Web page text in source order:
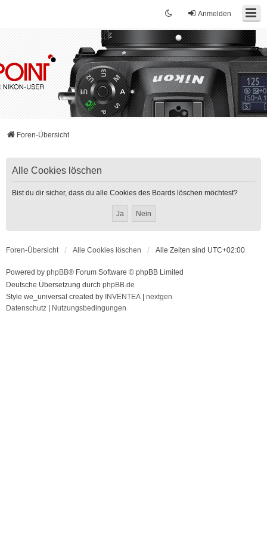
Anmelden
Foren-Übersicht
Alle Cookies löschen
Bist du dir sicher, dass du alle Cookies des Boards löschen möchtest?
Foren-Übersicht Alle Cookies löschen Alle Zeiten sind UTC+02:00
Powered by phpBB® Forum Software © phpBB Limited
Deutsche Übersetzung durch phpBB.de
Style we_universal created by INVENTEA
nextgen
Datenschutz
Nutzungsbedingungen